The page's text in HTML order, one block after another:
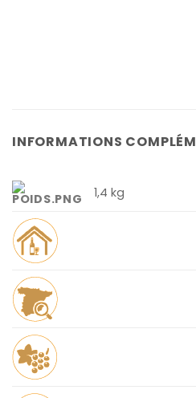
INFORMATIONS
1,4 kg